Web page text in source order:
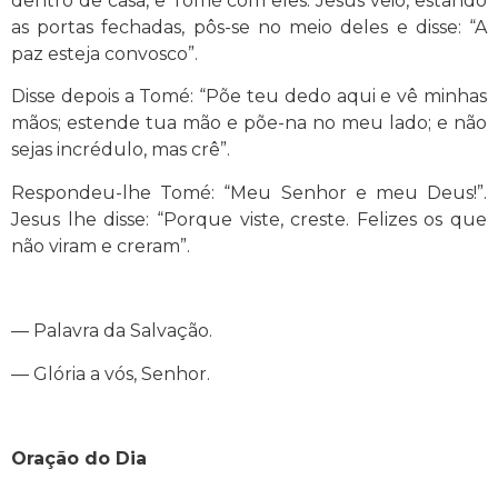
as portas fechadas, pôs-se no meio deles e disse: “A
paz esteja convosco”.
Disse depois a Tomé: “Põe teu dedo aqui e vê minhas
mãos; estende tua mão e põe-na no meu lado; e não
sejas incrédulo, mas crê”.
Respondeu-lhe Tomé: “Meu Senhor e meu Deus!”.
Jesus lhe disse: “Porque viste, creste. Felizes os que
não viram e creram”.
— Palavra da Salvação.
— Glória a vós, Senhor.
Oração do Dia